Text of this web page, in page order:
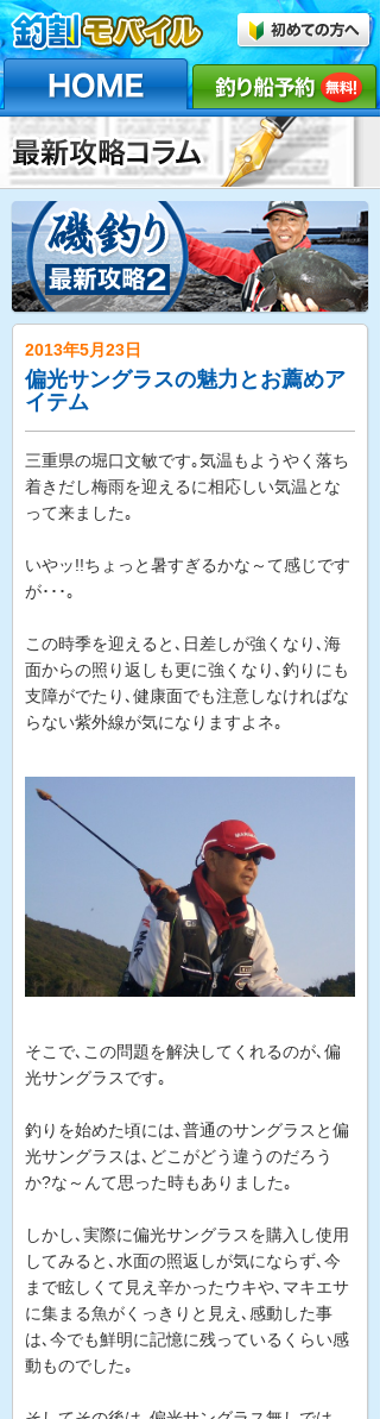
2013年5月23日
偏光サングラスの魅力とお薦めア
イテム
三重県の堀口文敏です｡気温もようやく落ち
着きだし梅雨を迎えるに相応しい気温とな
って来ました｡
いやッ!!ちょっと暑すぎるかな～て感じです
が･･･｡
この時季を迎えると､日差しが強くなり､海
面からの照り返しも更に強くなり､釣りにも
支障がでたり､健康面でも注意しなければな
らない紫外線が気になりますよネ｡
そこで､この問題を解決してくれるのが､偏
光サングラスです｡
釣りを始めた頃には､普通のサングラスと偏
光サングラスは､どこがどう違うのだろう
か?な～んて思った時もありました｡
しかし､実際に偏光サングラスを購入し使用
してみると､水面の照返しが気にならず､今
まで眩しくて見え辛かったウキや､マキエサ
に集まる魚がくっきりと見え､感動した事
は､今でも鮮明に記憶に残っているくらい感
動ものでした｡